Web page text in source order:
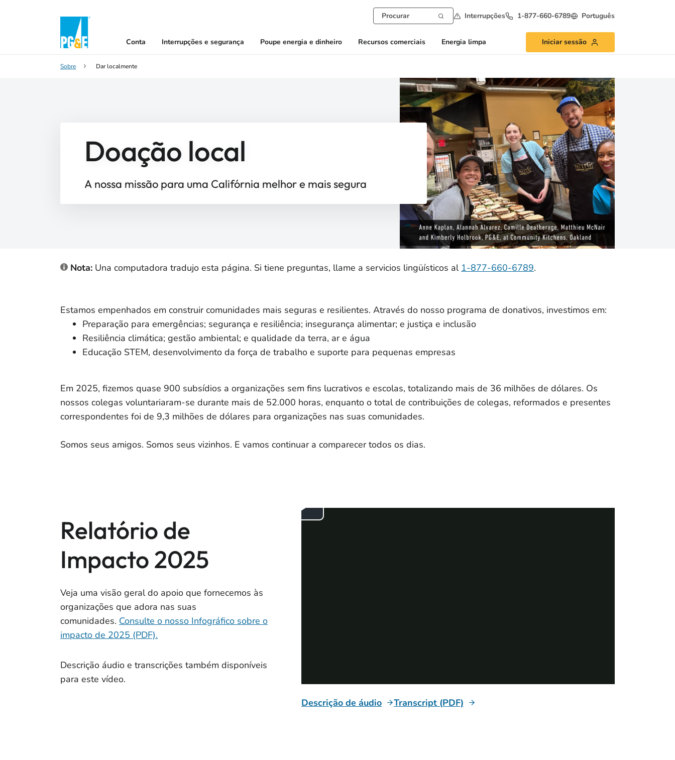
Interrupções 1-877-660-6789 Português
Conta Interrupções e segurança Poupe energia e dinheiro Recursos comerciais Energia limpa Iniciar sessão
Sobre Dar localmente
Doação local
A nossa missão para uma Califórnia melhor e mais segura
Nota: Una computadora tradujo esta página. Si tiene preguntas, llame a servicios lingüísticos al 1-877-660-6789.
Estamos empenhados em construir comunidades mais seguras e resilientes. Através do nosso programa de donativos, investimos em:
Preparação para emergências; segurança e resiliência; insegurança alimentar; e justiça e inclusão
Resiliência climática; gestão ambiental; e qualidade da terra, ar e água
Educação STEM, desenvolvimento da força de trabalho e suporte para pequenas empresas
Em 2025, fizemos quase 900 subsídios a organizações sem fins lucrativos e escolas, totalizando mais de 36 milhões de dólares. Os
nossos colegas voluntariaram-se durante mais de 52.000 horas, enquanto o total de contribuições de colegas, reformados e presentes
correspondentes foi de 9,3 milhões de dólares para organizações nas suas comunidades.
Somos seus amigos. Somos seus vizinhos. E vamos continuar a comparecer todos os dias.
Descrição de áudio Transcript (PDF)
Relatório de
Impacto 2025
Veja uma visão geral do apoio que fornecemos às
organizações que adora nas suas
comunidades. Consulte o nosso Infográfico sobre o
impacto de 2025 (PDF).
Descrição áudio e transcrições também disponíveis
para este vídeo.